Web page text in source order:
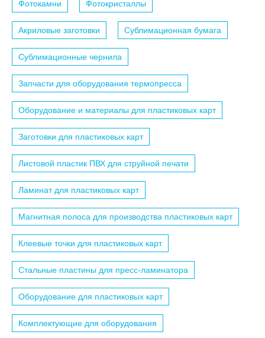
Фотокамни Фотокристаллы
Акриловые заготовки Сублимационная бумага
Сублимационные чернила
Запчасти для оборудования термопресса
Оборудование и материалы для пластиковых карт
Заготовки для пластиковых карт
Листовой пластик ПВХ для струйной печати
Ламинат для пластиковых карт
Магнитная полоса для производства пластиковых карт
Клеевые точки для пластиковых карт
Стальные пластины для пресс-ламинатора
Оборудование для пластиковых карт
Комплектующие для оборудования